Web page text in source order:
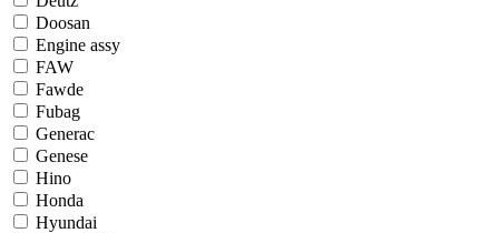
Doosan
Engine assy
FAW
Fawde
Fubag
Generac
Genese
Hino
Honda
Hyundai